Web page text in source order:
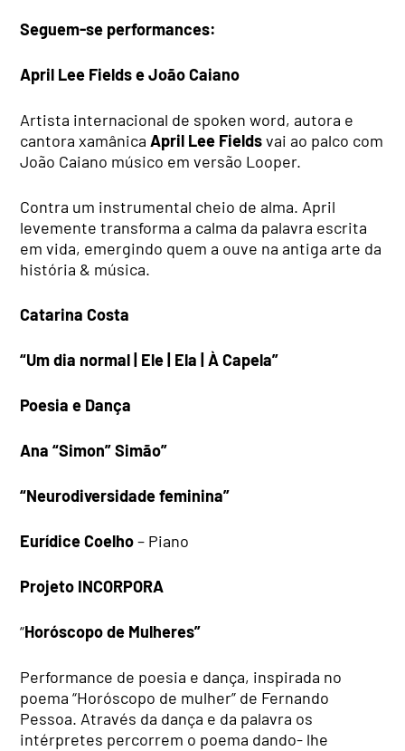
Seguem-se performances:
April Lee Fields e João Caiano
Artista internacional de spoken word, autora e
cantora xamânicaApril Lee Fieldsvai ao palco com
João Caiano músico em versão Looper.
Contra um instrumental cheio de alma. April
levemente transforma a calma da palavra escrita
em vida, emergindo quem a ouve na antiga arte da
história & música.
Catarina Costa
“Um dia normal | Ele | Ela | À Capela”
Poesia e Dança
Ana “Simon” Simão”
“Neurodiversidade feminina”
Eurídice Coelho– Piano
Projeto INCORPORA
“Horóscopo de Mulheres”
Performance de poesia e dança, inspirada no
poema “Horóscopo de mulher” de Fernando
Pessoa. Através da dança e da palavra os
intérpretes percorrem o poema dando- lhe